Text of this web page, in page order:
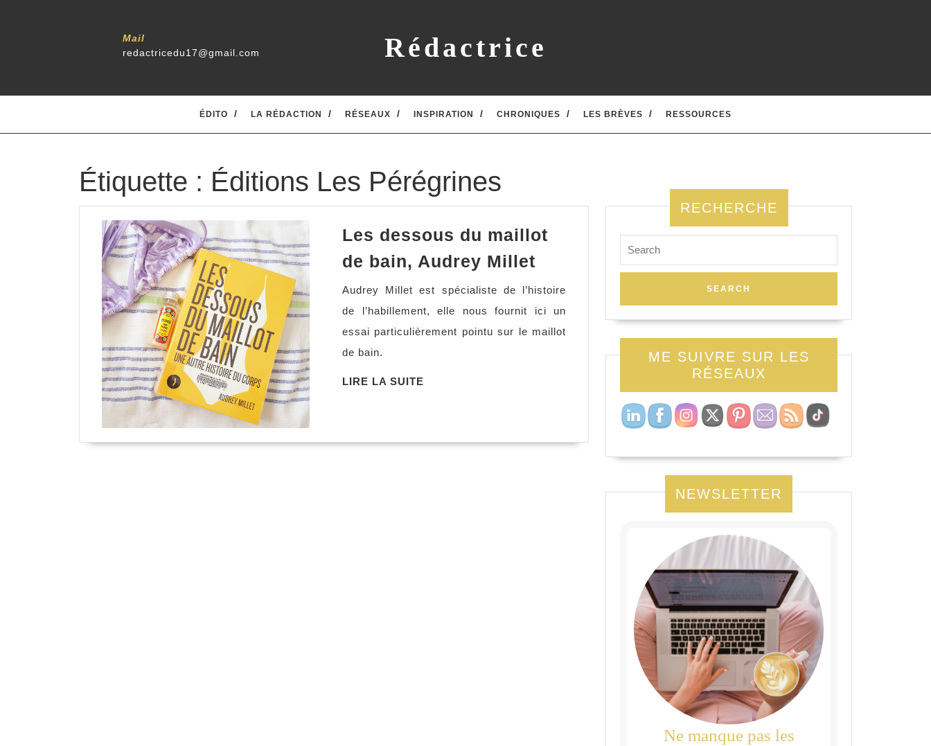
Mail
redactricedu17@gmail.com
Rédactrice
ÉDITO LA RÉDACTION RÉSEAUX INSPIRATION CHRONIQUES LES BRÈVES RESSOURCES
Étiquette : Éditions Les Pérégrines
Les dessous du maillot
de bain, Audrey Millet
du
maillot
de
Audrey Millet est spécialiste de l’histoire
de l’habillement, elle nous fournit ici un
essai particulièrement pointu sur le maillot
de bain.
LIRE LA SUITE
RECHERCHE
for:
ME SUIVRE SUR LES
RÉSEAUX
NEWSLETTER
Ne manque pas les